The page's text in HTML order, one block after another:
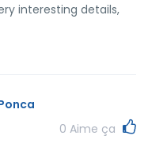
interesting details,
0 Aime ça